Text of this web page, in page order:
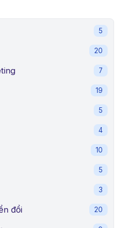
5
20
7
19
5
4
10
5
3
đổi 20